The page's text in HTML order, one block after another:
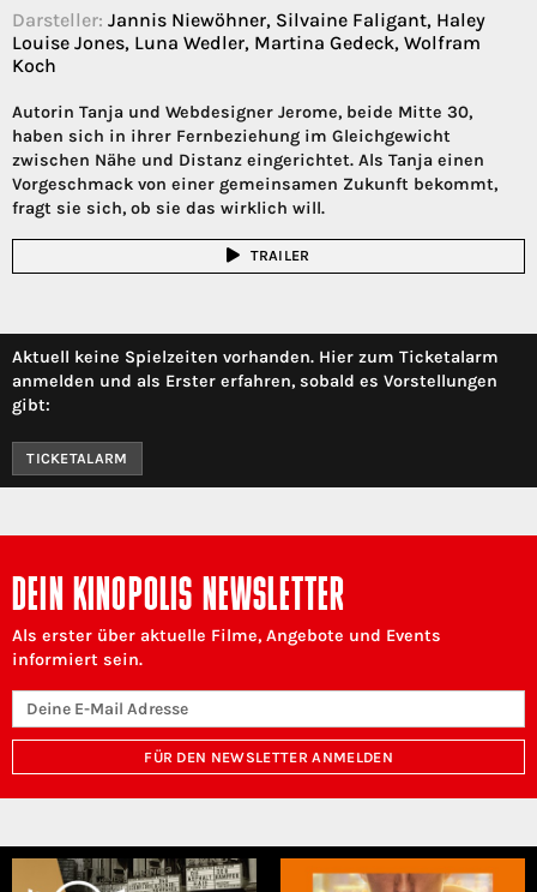
Darsteller: Jannis Niewöhner, Silvaine Faligant, Haley
Louise Jones, Luna Wedler, Martina Gedeck, Wolfram
Koch
Autorin Tanja und Webdesigner Jerome, beide Mitte 30,
haben sich in ihrer Fernbeziehung im Gleichgewicht
zwischen Nähe und Distanz eingerichtet. Als Tanja einen
Vorgeschmack von einer gemeinsamen Zukunft bekommt,
fragt sie sich, ob sie das wirklich will.
TRAILER
Aktuell keine Spielzeiten vorhanden. Hier zum Ticketalarm
anmelden und als Erster erfahren, sobald es Vorstellungen
gibt:
TICKETALARM
DEIN KINOPOLIS NEWSLETTER
Als erster über aktuelle Filme, Angebote und Events
informiert sein.
FÜR DEN NEWSLETTER ANMELDEN